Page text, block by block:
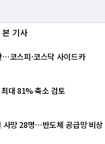
모리 모듈 관련 기술이다. 계약 위
사용했다는 점이 쟁점이 되었다. 비
P. Stoller) 판사가 맡았으며, 넷리
의 윌리엄 B. V라호스(William
Co., case number
년 다른 삼성 메모리 칩과 관련해
나온 것이다. 두 사건 모두 넷리스
했다. 우리는 가처분 명령이 당사
본 기사
코스피·코스닥 사이드카
대 81% 축소 검토
사망 28명⋯반도체 공급망 비상